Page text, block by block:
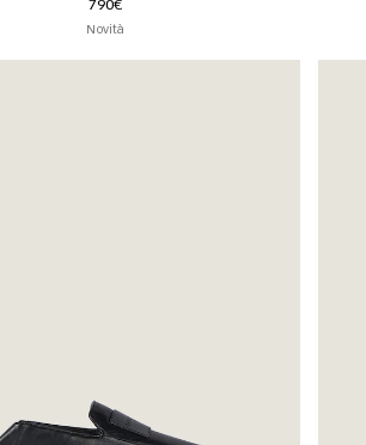
790€
Novità